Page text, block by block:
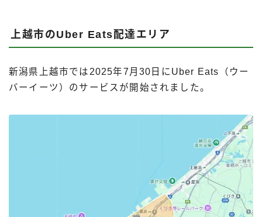
上越市のUber Eats配達エリア
新潟県上越市では2025年7月30日にUber Eats（ウー
バーイーツ）のサービスが開始されました。